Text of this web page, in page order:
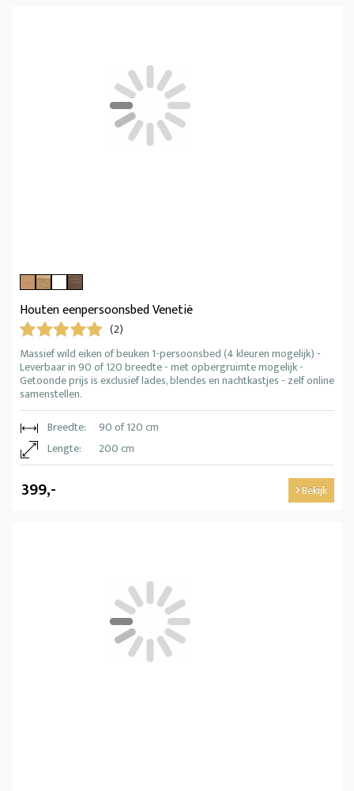
Houten eenpersoonsbed Venetië
(2)
Massief wild eiken of beuken 1-persoonsbed (4 kleuren mogelijk) -
Leverbaar in 90 of 120 breedte - met opbergruimte mogelijk -
Getoonde prijs is exclusief lades, blendes en nachtkastjes - zelf online
samenstellen.
Breedte:
90 of 120 cm
Lengte:
200 cm
399,- Bekijk